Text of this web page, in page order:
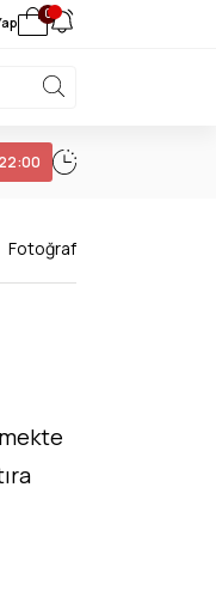
0
Fotoğraf